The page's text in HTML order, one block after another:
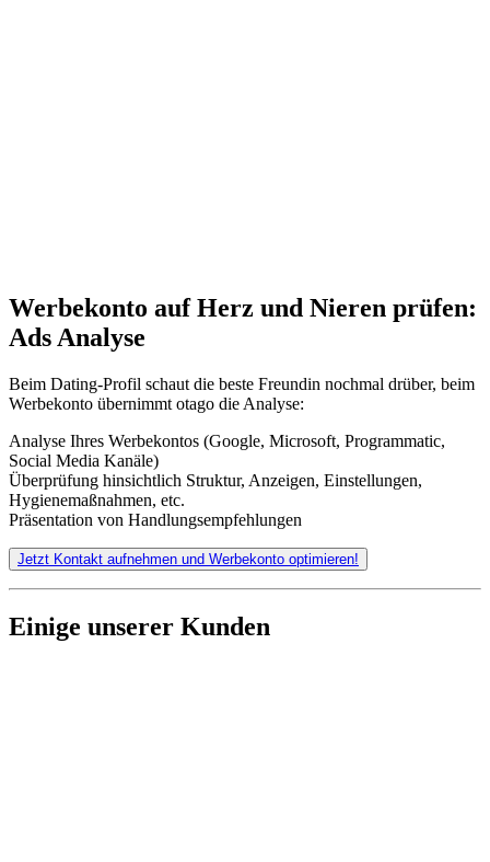
Werbekonto auf Herz und Nieren prüfen:
Ads Analyse
Beim Dating-Profil schaut die beste Freundin nochmal drüber, beim
Werbekonto übernimmt otago die Analyse:
Analyse Ihres Werbekontos (Google, Microsoft, Programmatic,
Social Media Kanäle)
Überprüfung hinsichtlich Struktur, Anzeigen, Einstellungen,
Hygienemaßnahmen, etc.
Präsentation von Handlungsempfehlungen
Jetzt Kontakt aufnehmen und Werbekonto optimieren!
Einige unserer Kunden